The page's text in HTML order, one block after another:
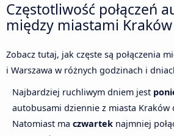
Częstotliwość połączeń
między miastami
Zobacz tutaj, jak częste są połączenia
i Warszawa w różnych godzinach i
Najbardziej ruchliwym dniem jest
autobusami dziennie z miasta Kraków
Natomiast ma czwartek najmniej